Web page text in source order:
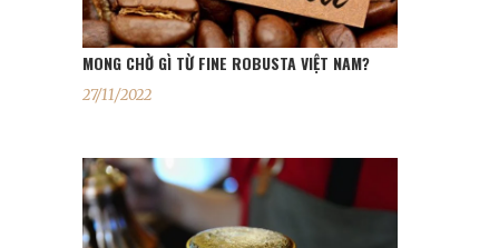
MONG CHỜ GÌ TỪ FINE ROBUSTA VIỆT NAM?
27/11/2022